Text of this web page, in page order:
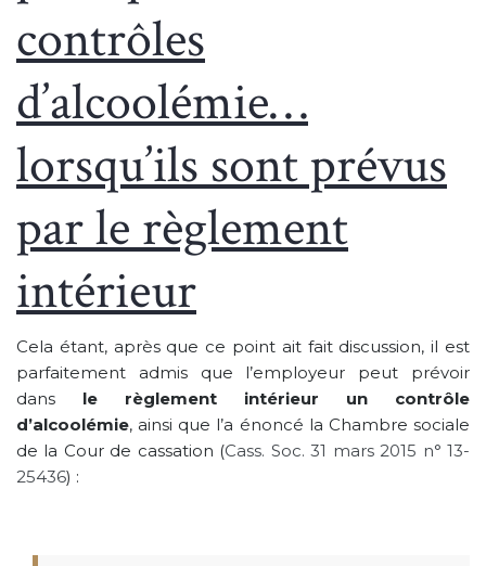
contrôles
d’alcoolémie…
lorsqu’ils sont prévus
par le règlement
intérieur
Cela étant, après que ce point ait fait discussion, il est
parfaitement admis que l’employeur peut prévoir
dans le règlement intérieur un contrôle
d’alcoolémie, ainsi que l’a énoncé la Chambre sociale
de la Cour de cassation (Cass. Soc. 31 mars 2015 n° 13-
25436) :